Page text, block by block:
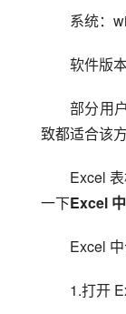
系统：
软件版
部分用
致都适合该方
Excel
一下Excel
Excel
1.打开